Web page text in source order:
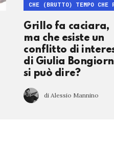
Grillo fa caciara,
ma che esiste un
conflitto di
di Giulia
si può dire?
di Alessio Mannino
CHE (BRUTTO) TEMPO CHE